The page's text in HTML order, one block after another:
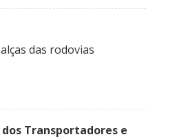
das rodovias
dos Transportadores e